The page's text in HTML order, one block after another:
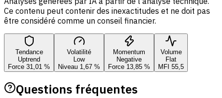
Ce contenu peut contenir des inexactitudes et ne doit pas
être considéré comme un conseil financier.
Tendance
Uptrend
Force 31,01 %
Volatilité
Low
Niveau 1,67 %
Momentum
Negative
Force 13,85 %
Volume
Flat
MFI 55,5
Questions fréquentes